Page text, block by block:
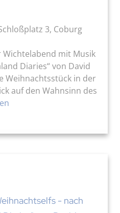
3, Coburg
mit Musik
Diaries“ von David
Weihnachtsstück in der
auf den Wahnsinn des
- nach